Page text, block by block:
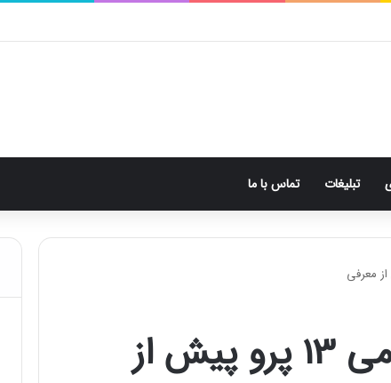
تبلیغات تماس با ما
افشا مشخصات شیائومی 13 پرو پیش از